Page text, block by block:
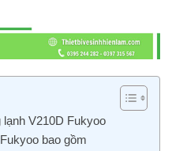
V210D Fukyoo
bao gồm